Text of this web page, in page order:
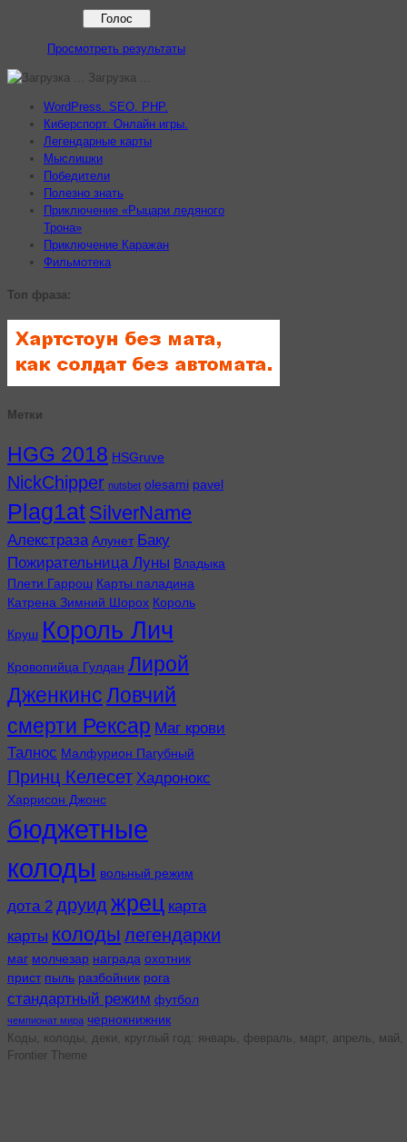
Просмотреть результаты
Загрузка ...
WordPress. SEO. PHP.
Киберспорт. Онлайн игры.
Легендарные карты
Мыслишки
Победители
Полезно знать
Приключение «Рыцари ледяного
Трона»
Приключение Каражан
Фильмотека
Топ фраза:
Метки
HGG 2018 HSGruve
NickChipper nutsbet olesami pavel
Plag1at SilverName
Алекстраза Алунет Баку
Пожирательница Луны Владыка
Плети Гаррош Карты паладина
Катрена Зимний Шорох Король
Круш Король Лич
Кровопийца Гулдан Лирой
ДженкинсЛовчий
смерти Рексар Маг крови
Талнос Малфурион Пагубный
Принц Келесет Хадронокс
Харрисон Джонс
бюджетные
колоды вольный режим
дота 2 друид жрец карта
карты колоды легендарки
маг молчезар награда охотник
прист пыль разбойник рога
стандартный режим футбол
чемпионат мира чернокнижник
Коды, колоды, деки, круглый год: январь, февраль, март, апрель,
Frontier Theme